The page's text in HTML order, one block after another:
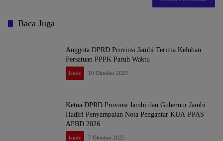
Baca Juga
Anggota DPRD Provinsi Jambi Terima Keluhan
Persatuan PPPK Paruh Waktu
Jambi 10 Oktober 2025
Ketua DPRD Provinsi Jambi dan Gubernur Jambi
Hadiri Penyampaian Nota Pengantar KUA-PPAS
APBD 2026
Jambi 7 Oktober 2025